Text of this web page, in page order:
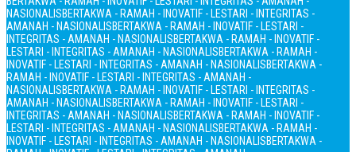
NASIONALISBERTAKWA - RAMAH - INOVATIF - LESTARI - INTEGRITAS -
AMANAH - NASIONALISBERTAKWA - RAMAH - INOVATIF - LESTARI -
INTEGRITAS - AMANAH - NASIONALISBERTAKWA - RAMAH - INOVATIF -
LESTARI - INTEGRITAS - AMANAH - NASIONALISBERTAKWA - RAMAH -
INOVATIF - LESTARI - INTEGRITAS - AMANAH - NASIONALISBERTAKWA -
RAMAH - INOVATIF - LESTARI - INTEGRITAS - AMANAH -
NASIONALISBERTAKWA - RAMAH - INOVATIF - LESTARI - INTEGRITAS -
AMANAH - NASIONALISBERTAKWA - RAMAH - INOVATIF - LESTARI -
INTEGRITAS - AMANAH - NASIONALISBERTAKWA - RAMAH - INOVATIF -
LESTARI - INTEGRITAS - AMANAH - NASIONALISBERTAKWA - RAMAH -
INOVATIF - LESTARI - INTEGRITAS - AMANAH - NASIONALISBERTAKWA -